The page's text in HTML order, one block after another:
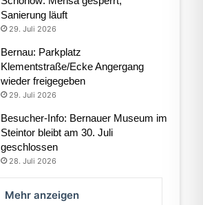
Sanierung läuft
29. Juli 2026
Bernau: Parkplatz
Klementstraße/Ecke Angergang
wieder freigegeben
29. Juli 2026
Besucher-Info: Bernauer Museum im
Steintor bleibt am 30. Juli
geschlossen
28. Juli 2026
Mehr anzeigen